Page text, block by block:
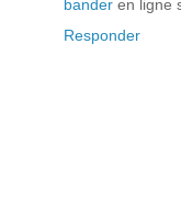
bander en ligne
Responder